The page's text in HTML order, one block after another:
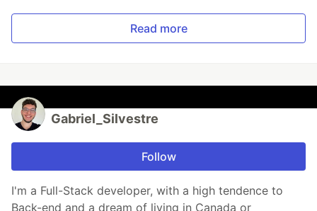
Read more
Gabriel_Silvestre
Follow
I'm a Full-Stack developer, with a high tendence to
Back-end and a dream of living in Canada or